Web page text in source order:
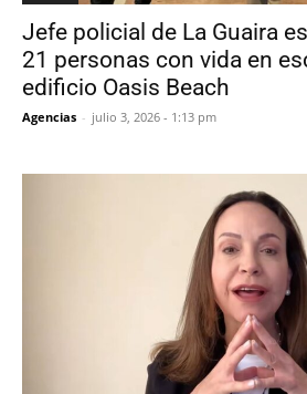
Jefe policial de La Guaira
21 personas con vida en
edificio Oasis Beach
Agencias - julio 3, 2026 - 1:13 pm